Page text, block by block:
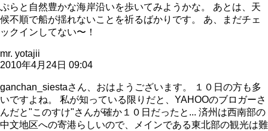
ぷらと自然豊かな海岸沿いを歩いてみようかな。 あとは、天
候不順で船が揺れないことを祈るばかりです。 あ、まだチェ
ックインしてない〜！
mr. yotajii
2010年4月24日 09:04
ganchan_siestaさん、おはようございます。 １０日の方も多
いですよね。 私が知っている限りだと、YAHOOのブロガーさ
んだと"このすけ"さんが確か１０日だったと... 済州は西南部の
中文地区への寄港らしいので、メインである東北部の観光は難